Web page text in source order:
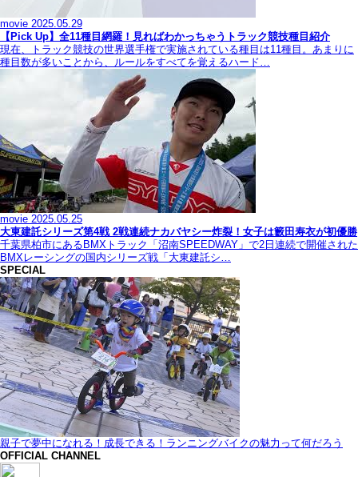
movie 2025.05.29
【Pick Up】全11種目網羅！見ればわかっちゃうトラック競技種目紹介
現在、トラック競技の世界選手権で実施されている種目は11種目。あまりに
種目数が多いことから、ルールをすべてを覚えるハード…
movie 2025.05.25
大東建託シリーズ第4戦 2戦連続ナカバヤシー炸裂！女子は籔田寿衣が初優勝
千葉県柏市にあるBMXトラック「沼南SPEEDWAY」で2日連続で開催された
BMXレーシングの国内シリーズ戦「大東建託シ…
SPECIAL
親子で夢中になれる！成長できる！ランニングバイクの魅力って何だろう
OFFICIAL CHANNEL